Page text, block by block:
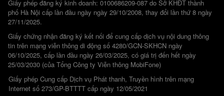
Giấy phép đăng ký kinh doanh: 0100686209-087 do Sở KHĐT thành
phố Hà Nội cấp lần đầu ngày ngày 29/10/2008, thay đổi lần thứ 8 ngày
27/11/2025.
Giấy chứng nhận đăng ký kết nối để cung cấp dịch vụ nội dung thông
tin trên mạng viễn thông di động số 4280/GCN-SKHCN ngày
06/10/2025, cấp lần đầu ngày 26/03/2025, có giá trị đến hết ngày
25/03/2030 (của Tổng Công ty Viễn thông MobiFone)
Giấy phép Cung cấp Dịch vụ Phát thanh, Truyền hình trên mạng
Internet số 273/GP-BTTTT cấp ngày 12/05/2021